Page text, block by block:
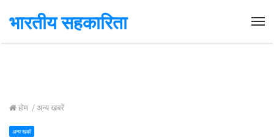
भारतीय सहकारिता
होम /अन्य खबरें
अन्य खबरें